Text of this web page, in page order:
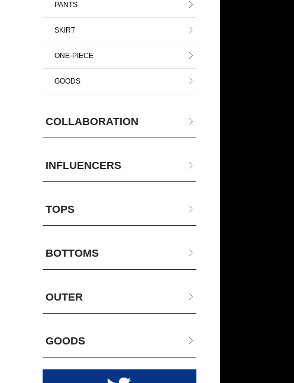
PANTS
SKIRT
ONE-PIECE
GOODS
COLLABORATION
INFLUENCERS
TOPS
BOTTOMS
OUTER
GOODS